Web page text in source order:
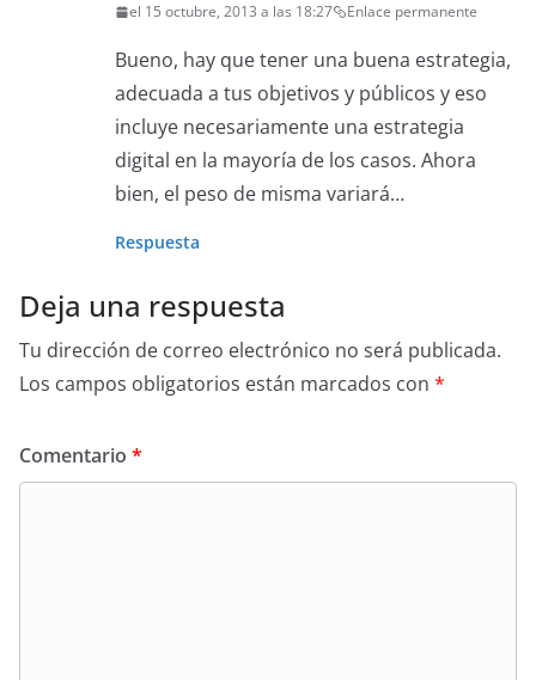
el 15 octubre, 2013 a las 18:27 Enlace permanente
Bueno, hay que tener una buena estrategia,
adecuada a tus objetivos y públicos y eso
incluye necesariamente una estrategia
digital en la mayoría de los casos. Ahora
bien, el peso de misma variará…
Respuesta
Deja una respuesta
Tu dirección de correo electrónico no será publicada.
Los campos obligatorios están marcados con *
Comentario *